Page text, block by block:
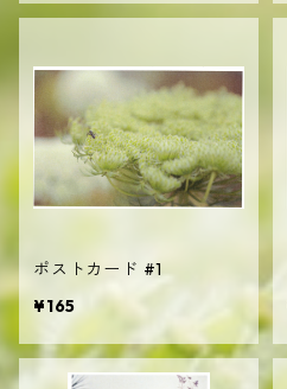
ポストカード #1
¥165